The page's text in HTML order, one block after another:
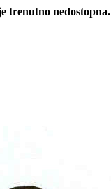
trenutno nedostopna.